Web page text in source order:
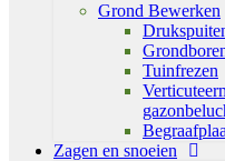
Grond Bewerken
Tuinfrezen
Zagen en snoeien